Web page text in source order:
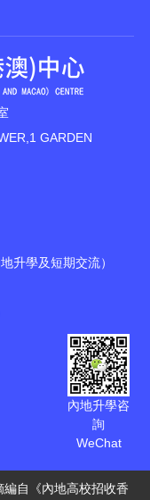
GARDEN
升學及短期交流）
內地升學咨
詢
WeChat
自《內地高校招收香